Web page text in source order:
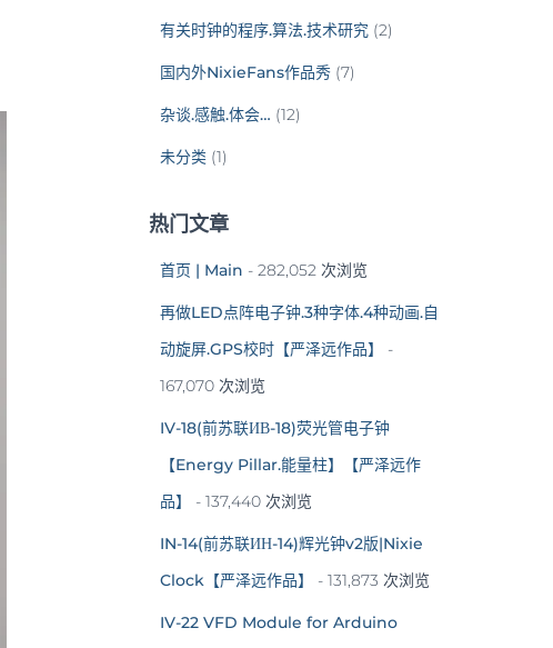
有关时钟的程序.算法.技术研究(2)
国内外NixieFans作品秀(7)
杂谈.感触.体会… (12)
未分类(1)
热门文章
首页 | Main - 282,052 次浏览
再做LED点阵电子钟.3种字体.4种动画.自
动旋屏.GPS校时【严泽远作品】
-
167,070 次浏览
IV-18(前苏联ИВ-18)荧光管电子钟
【Energy Pillar.能量柱】【严泽远作
品】
- 137,440 次浏览
IN-14(前苏联ИН-14)辉光钟v2版|Nixie
Clock【严泽远作品】
- 131,873 次浏览
IV-22 VFD Module for Arduino